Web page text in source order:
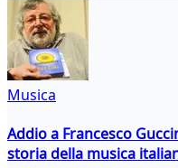
Musica
Addio a Francesco
storia della musica